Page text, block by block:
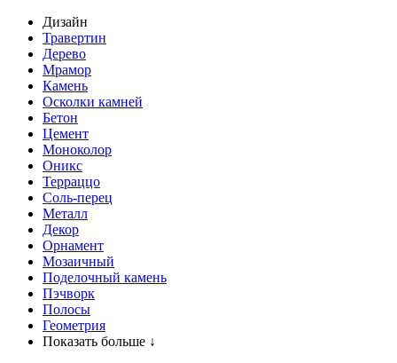
Дизайн
Травертин
Дерево
Мрамор
Камень
Осколки камней
Бетон
Цемент
Моноколор
Оникс
Терраццо
Соль-перец
Металл
Декор
Орнамент
Мозаичный
Поделочный камень
Пэчворк
Полосы
Геометрия
Показать больше ↓